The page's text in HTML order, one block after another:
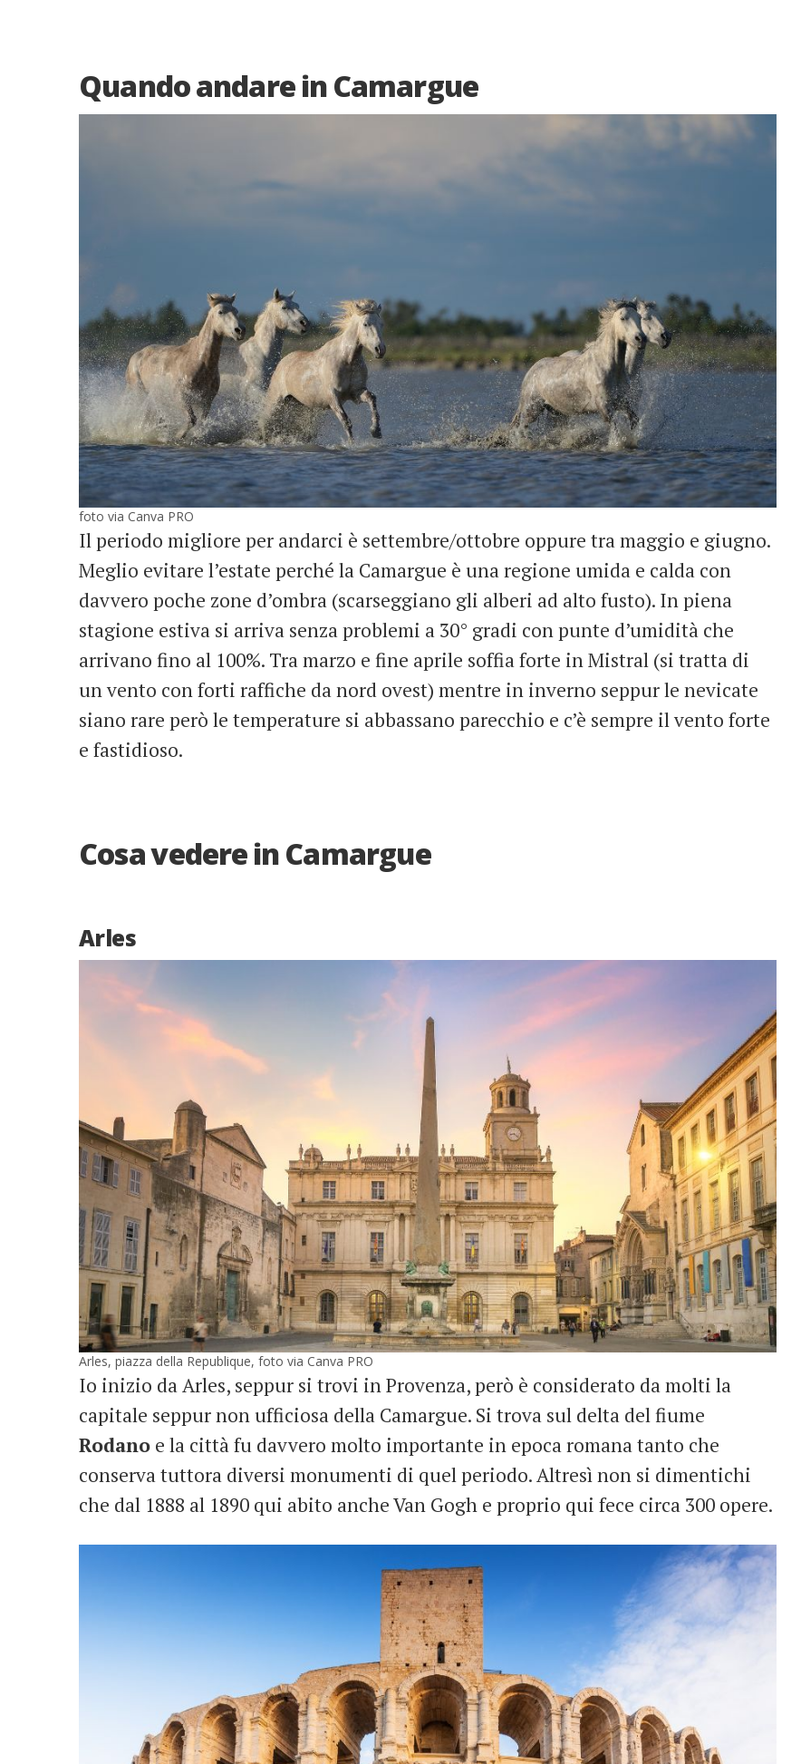
Quando andare in Camargue
foto via Canva PRO
Il periodo migliore per andarci è settembre/ottobre oppure tra maggio e giugno.
Meglio evitare l’estate perché la Camargue è una regione umida e calda con
davvero poche zone d’ombra (scarseggiano gli alberi ad alto fusto). In piena
stagione estiva si arriva senza problemi a 30° gradi con punte d’umidità che
arrivano fino al 100%. Tra marzo e fine aprile soffia forte in Mistral (si tratta di
un vento con forti raffiche da nord ovest) mentre in inverno seppur le nevicate
siano rare però le temperature si abbassano parecchio e c’è sempre il vento forte
e fastidioso.
Cosa vedere in Camargue
Arles
Arles, piazza della Republique, foto via Canva PRO
Io inizio da Arles, seppur si trovi in Provenza, però è considerato da molti la
capitale seppur non ufficiosa della Camargue. Si trova sul delta del fiume
Rodano e la città fu davvero molto importante in epoca romana tanto che
conserva tuttora diversi monumenti di quel periodo. Altresì non si dimentichi
che dal 1888 al 1890 qui abito anche Van Gogh e proprio qui fece circa 300 opere.